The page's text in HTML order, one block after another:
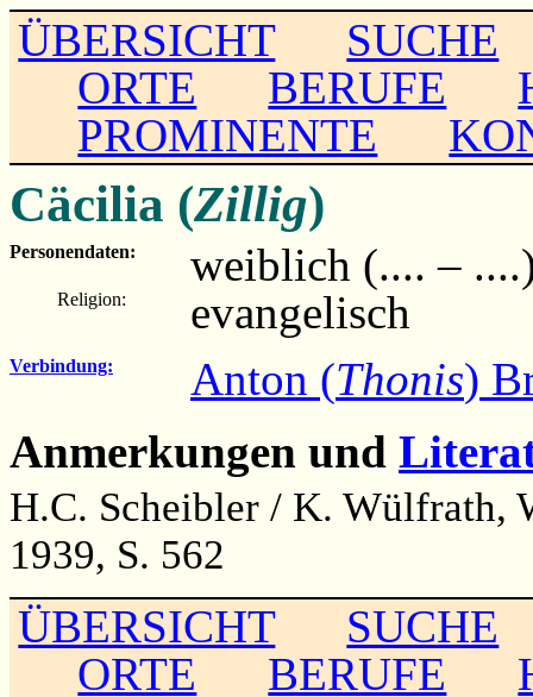
ÜBERSICHT
SUCHE
ORTE
BERUFE
PROMINENTE
Cäcilia (Zillig)
Personendaten: weiblich (.... –
Religion: evangelisch
Verbindung: Anton (Thonis)
Anmerkungen und
H.C. Scheibler / K. Wülfrath,
1939, S. 562
ÜBERSICHT
SUCHE
ORTE
BERUFE